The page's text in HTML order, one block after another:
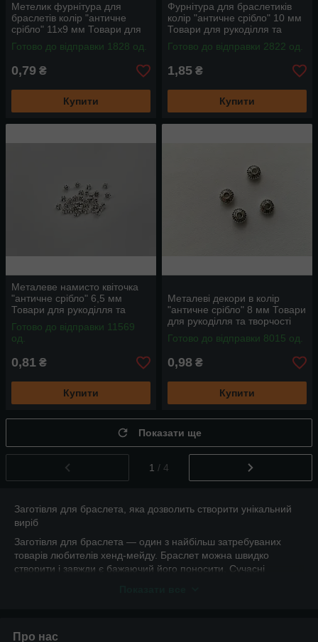
Метелик фурнітура для
браслетів колір "античне
срібло" 11x9 мм Товари для
рукоділля та творчості
Готово до відправки 1828 од.
0,79 ₴
Купити
Фурнітура для браслетиків
колір "античне срібло" 10 мм
Товари для рукоділля та
творчості
Готово до відправки 2822 од.
1,85 ₴
Купити
Металеве намисто квіточка
"античне срібло" 6,5 мм
Товари для рукоділля та
творчості
Готово до відправки 11569
од.
0,81 ₴
Купити
Металеві декори в колір
"античне срібло" 8 мм Товари
для рукоділля та творчості
Готово до відправки 8015 од.
0,98 ₴
Купити
Показати ще
1 / 4
Заготівля для браслета, яка дозволить створити унікальний
виріб
Заготівля для браслета — один з найбільш затребуваних
товарів любителів хенд-мейду. Браслет можна швидко
створити і завжди є бажаючий його поносити. Сучасні
Заготовки для браслетів — це копійчані витрати, а
Про нас